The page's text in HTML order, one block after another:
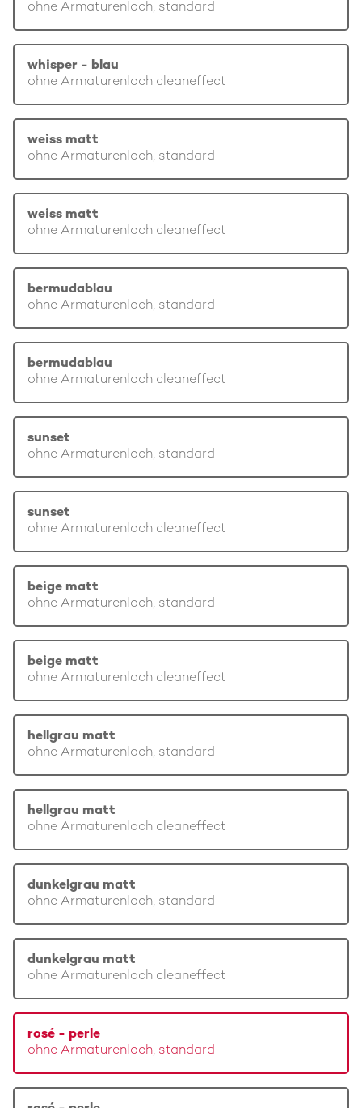
ohne Armaturenloch, standard
whisper - blau
ohne Armaturenloch cleaneffect
weiss matt
ohne Armaturenloch, standard
weiss matt
ohne Armaturenloch cleaneffect
bermudablau
ohne Armaturenloch, standard
bermudablau
ohne Armaturenloch cleaneffect
sunset
ohne Armaturenloch, standard
sunset
ohne Armaturenloch cleaneffect
beige matt
ohne Armaturenloch, standard
beige matt
ohne Armaturenloch cleaneffect
hellgrau matt
ohne Armaturenloch, standard
hellgrau matt
ohne Armaturenloch cleaneffect
dunkelgrau matt
ohne Armaturenloch, standard
dunkelgrau matt
ohne Armaturenloch cleaneffect
rosé - perle
ohne Armaturenloch, standard